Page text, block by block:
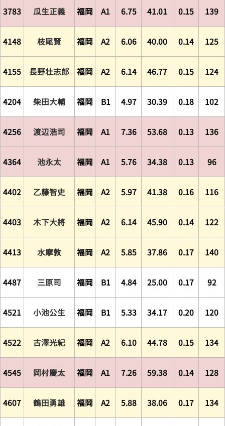
3783 瓜生正義 福岡 A1 6.75 41.01 0.15 139
4148 枝尾賢 福岡 A2 6.06 40.00 0.14 125
4155 長野壮志郎 福岡 A2 6.14 46.77 0.15 124
4204 柴田大輔 福岡 B1 4.97 30.39 0.18 102
4256 渡辺浩司 福岡 A1 7.36 53.68 0.13 136
4364 池永太 福岡 A1 5.76 34.38 0.13 96
4402 乙藤智史 福岡 A2 5.97 41.38 0.16 116
4403 木下大將 福岡 A2 6.14 45.90 0.14 122
4413 水摩敦 福岡 A2 5.85 37.86 0.17 140
4487 三原司 福岡 B1 4.84 25.00 0.17 92
4521 小池公生 福岡 B1 5.33 34.17 0.20 120
4522 古澤光紀 福岡 A2 6.10 44.78 0.15 134
4545 岡村慶太 福岡 A1 7.26 59.38 0.14 128
4607 鶴田勇雄 福岡 A2 5.88 38.06 0.17 134